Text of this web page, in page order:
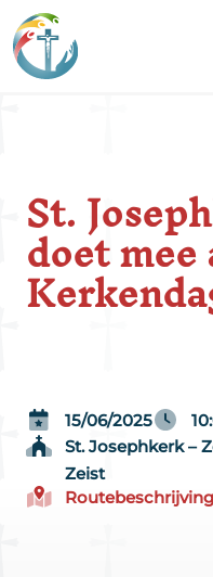
St.
doet
15/06/2025
St. Josephkerk –
Zeist
Routebeschrijving